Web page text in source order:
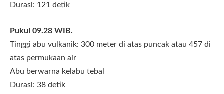
Durasi: 121 detik
Pukul 09.28 WIB.
Tinggi abu vulkanik: 300 meter di atas puncak atau 457 di
atas permukaan air
Abu berwarna kelabu tebal
Durasi: 38 detik